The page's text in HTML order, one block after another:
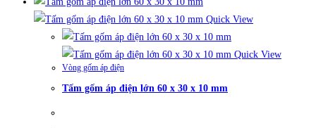
Quick View
Quick View
Vòng gốm áp điện
Tấm gốm áp điện lớn 60 x 30 x 10 mm